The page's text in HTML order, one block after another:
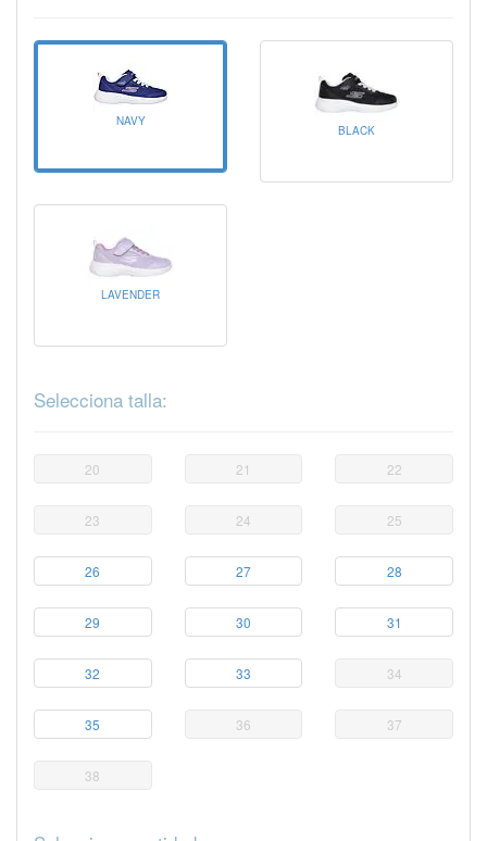
NAVY
BLACK
LAVENDER
Selecciona talla:
20 21 22
23 24 25
26 27 28
29 30 31
32 33 34
35 36 37
38